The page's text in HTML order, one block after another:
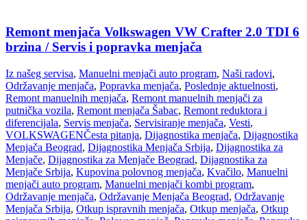
Remont menjača Volkswagen VW Crafter 2.0 TDI 6
brzina / Servis i popravka menjača
Iz našeg servisa, Manuelni menjači auto program, Naši radovi,
Održavanje menjača, Popravka menjača, Poslednje aktuelnosti,
Remont manuelnih menjača, Remont manuelnih menjači za
putnička vozila, Remont menjača Šabac, Remont reduktora i
diferencijala, Servis menjača, Servisiranje menjača, Vesti,
VOLKSWAGENČesta pitanja, Dijagnostika menjača, Dijagnostika
Menjača Beograd, Dijagnostika Menjača Srbija, Dijagnostika za
Menjače, Dijagnostika za Menjače Beograd, Dijagnostika za
Menjače Srbija, Kupovina polovnog menjača, Kvačilo, Manuelni
menjači auto program, Manuelni menjači kombi program,
Održavanje menjača, Održavanje Menjača Beograd, Održavanje
Menjača Srbija, Otkup ispravnih menjača, Otkup menjača, Otkup